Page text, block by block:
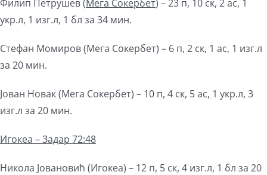
Филип Петрушев (Мега Сокербет) – 23 п, 10 ск, 2 ас, 1
укр.л, 1 изг.л, 1 бл за 34 мин.
Стефан Момиров (Мега Сокербет) – 6 п, 2 ск, 1 ас, 1 изг.л
за 20 мин.
Јован Новак (Мега Сокербет) – 10 п, 4 ск, 5 ас, 1 укр.л, 3
изг.л за 20 мин.
Игокеа – Задар 72:48
Никола Јовановић (Игокеа) – 12 п, 5 ск, 4 изг.л, 1 бл за 20